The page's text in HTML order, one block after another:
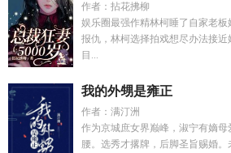
作者：拈花拂柳
娱乐圈最强作精林柯睡了自家老
报仇，林柯选择拍戏想尽办法接
目...
我的外甥是雍正
作者：满汀洲
作为京城庶女界巅峰，淑宁有嫡
腰。选秀才撂牌，后脚圣旨赐婚。